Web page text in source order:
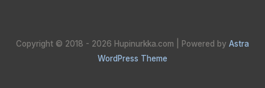
Copyright © 2018 - 2026 Hupinurkka.com | Powered by Astra
WordPress Theme